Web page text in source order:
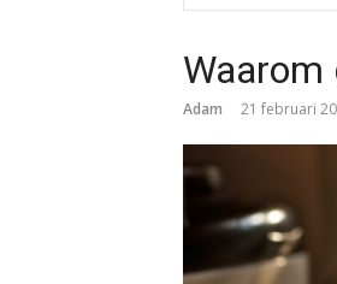
Waarom
Adam 21 februari